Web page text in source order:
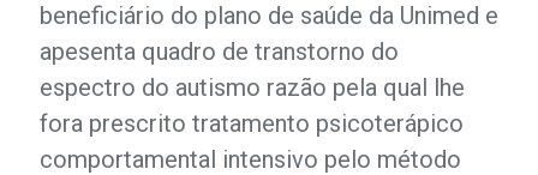
beneficiário do plano de saúde da Unimed e
apesenta quadro de transtorno do
espectro do autismo razão pela qual lhe
fora prescrito tratamento psicoterápico
comportamental intensivo pelo método